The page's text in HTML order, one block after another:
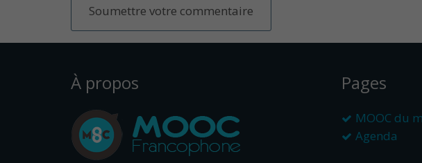
À propos Pages
MOOC du
Agenda